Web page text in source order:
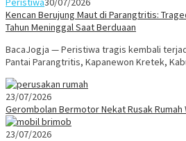
Kencan Berujung Maut di Parangtritis:
Tahun Meninggal Saat Berduaan
BacaJogja — Peristiwa tragis kembali
Pantai Parangtritis, Kapanewon Kretek,
23/07/2026
Gerombolan Bermotor Nekat Rusak Rumah
23/07/2026